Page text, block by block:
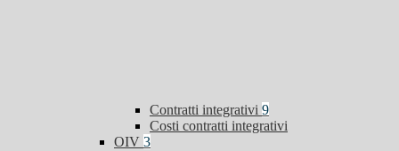
Contratti integrativi 9
Costi contratti integrativi
OIV 3